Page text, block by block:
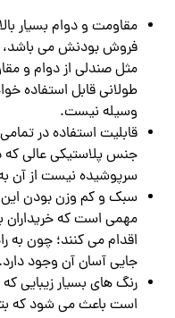
مقاومت و دوام بسیار
فروش بودنش می باشد،
مثل صندلی از دوام و
طولانی قابل استفاده
وسیله نیست.
قابلیت استفاده در
جنس پلاستیکی عالی که
سرپوشیده نیست از آن
سبک و کم وزن بودن این
مهمی است که
اقدام می کنند؛ چون به
جایی آسان آن وجود دارد.
رنگ های بسیار زیبایی
است باعث می شود که